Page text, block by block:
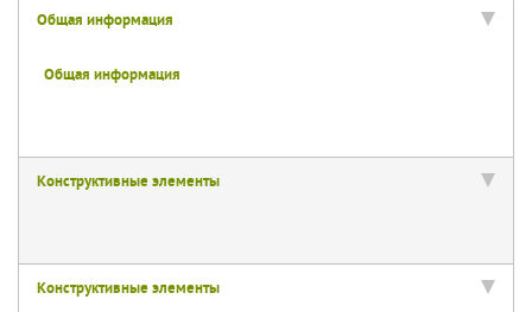
Общая информация
Общая информация
Конструктивные элементы
Конструктивные элементы